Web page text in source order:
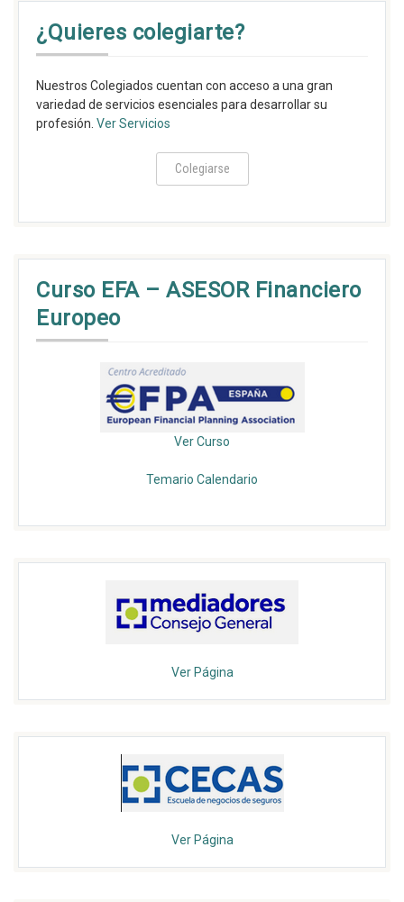
¿Quieres colegiarte?
Nuestros Colegiados cuentan con acceso a una gran
variedad de servicios esenciales para desarrollar su
profesión. Ver Servicios
Colegiarse
Curso EFA – ASESOR Financiero
Europeo
Ver Curso
Temario Calendario
Ver Página
Ver Página